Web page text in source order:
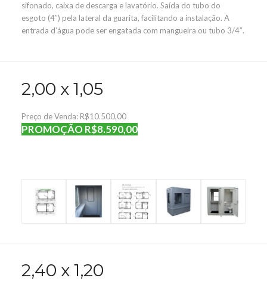
sifonado, caixa de descarga e lavatório. Saída do tubo do
esgoto (4″) pela lateral da guarita, facilitando a instalação. A
entrada d’água pode ser engatada com mangueira ou tubo 3/4″.
2,00 x 1,05
Preço de Venda: R$10.500,00
PROMOÇÃO R$8.590,00
2,40 x 1,20